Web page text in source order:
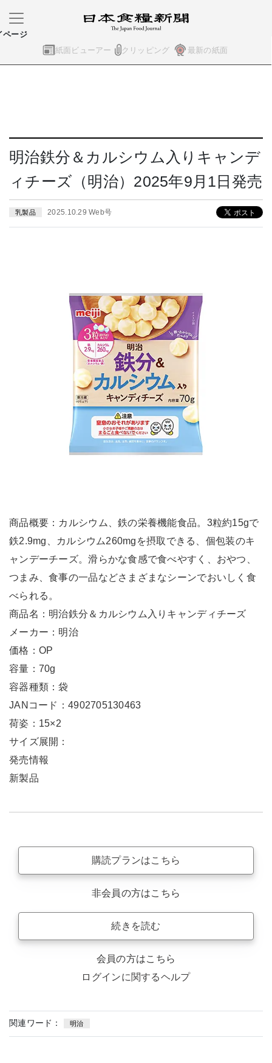
紙面ビューアー クリッピング 最新の紙面
ページ
明治鉄分＆カルシウム入りキャンデ
ィチーズ（明治）2025年9月1日発売
乳製品 2025.10.29 Web号
商品概要：カルシウム、鉄の栄養機能食品。3粒約15gで
鉄2.9mg、カルシウム260mgを摂取できる、個包装のキ
ャンデーチーズ。滑らかな食感で食べやすく、おやつ、
つまみ、食事の一品などさまざまなシーンでおいしく食
べられる。
商品名：明治鉄分＆カルシウム入りキャンディチーズ
メーカー：明治
価格：OP
容量：70g
容器種類：袋
JANコード：4902705130463
荷姿：15×2
サイズ展開：
発売情報
新製品
購読プランはこちら
非会員の方はこちら
続きを読む
会員の方はこちら
ログインに関するヘルプ
関連ワード： 明治